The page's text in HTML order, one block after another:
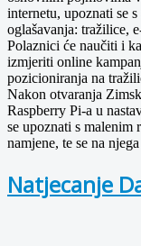
internetu, upoznati se
oglašavanja: tražilice,
Polaznici će naučiti i
izmjeriti online
pozicioniranja na
Nakon otvaranja
Raspberry Pi-a u
se upoznati s malenim
namjene, te se na
Natjecanje